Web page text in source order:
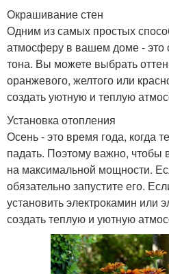
Окрашивание стен
Одним из самых простых
атмосферу в вашем доме - это
тона. Вы можете выбрать
оранжевого, желтого или
создать уютную и теплую
Установка отопления
Осень - это время года, когда
падать. Поэтому важно, чтобы
на максимальной мощности.
обязательно запустите его.
установить электрокамин или
создать теплую и уютную